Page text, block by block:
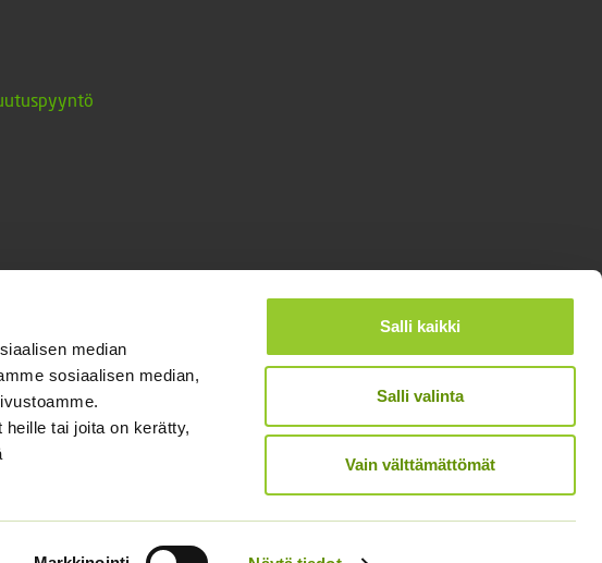
median
sosiaalisen median,
tai joita on kerätty,
Salli kaikki
Salli valinta
Vain välttämättömät
Designed and Released by Rock My Business